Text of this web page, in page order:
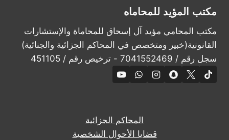
مكتب المؤيد للمحاماه
مكتب المحامي مؤيد آل إسحاق للمحاماة والإستشارات
القانونية(خبير ومتخصص في المحاكم الجزائية والجنائية)
سجل رقم / 7041552469 - ترخيص رقم / 451105
المحاكم الجزائية
قضايا الأحوال الشخصية